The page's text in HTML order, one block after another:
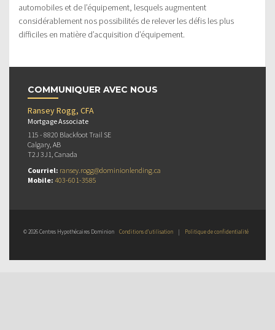
automobiles et de l’équipement, lesquels augmentent
considérablement nos possibilités de relever les défis les plus
difficiles en matière d’acquisition d’équipement.
COMMUNIQUER AVEC NOUS
Ransey Rogg, CFA
Mortgage Associate
115 - 8820 Blackfoot Trail SE
Calgary, AB
T2J 3J1, Canada
Courriel: ransey.rogg@dominionlending.ca
Mobile: 403-601-3585
© 2026 Centres Hypothécaires Dominion Conditions d’utilisation | Politique de confidentialité